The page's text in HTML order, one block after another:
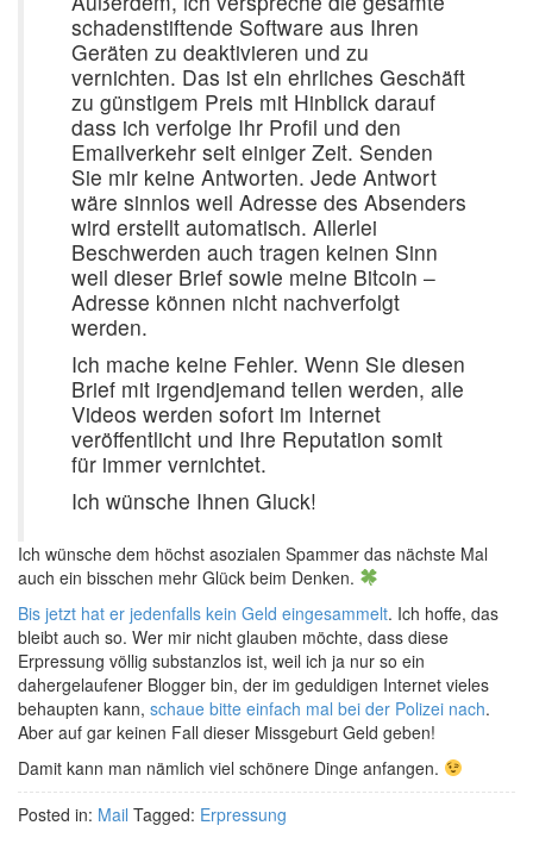
schadenstiftende Software aus Ihren
Geräten zu deaktivieren und zu
vernichten. Das ist ein ehrliches Geschäft
zu günstigem Preis mit Hinblick darauf
dass ich verfolge Ihr Profil und den
Emailverkehr seit einiger Zeit. Senden
Sie mir keine Antworten. Jede Antwort
wäre sinnlos weil Adresse des Absenders
wird erstellt automatisch. Allerlei
Beschwerden auch tragen keinen Sinn
weil dieser Brief sowie meine Bitcoin –
Adresse können nicht nachverfolgt
werden.
Ich mache keine Fehler. Wenn Sie diesen
Brief mit irgendjemand teilen werden, alle
Videos werden sofort im Internet
veröffentlicht und Ihre Reputation somit
für immer vernichtet.
Ich wünsche Ihnen Gluck!
Ich wünsche dem höchst asozialen Spammer das nächste Mal
auch ein bisschen mehr Glück beim Denken.
Bis jetzt hat er jedenfalls kein Geld eingesammelt. Ich hoffe, das
bleibt auch so. Wer mir nicht glauben möchte, dass diese
Erpressung völlig substanzlos ist, weil ich ja nur so ein
dahergelaufener Blogger bin, der im geduldigen Internet vieles
behaupten kann, schaue bitte einfach mal bei der Polizei nach.
Aber auf gar keinen Fall dieser Missgeburt Geld geben!
Damit kann man nämlich viel schönere Dinge anfangen.
Posted in: Mail Tagged: Erpressung